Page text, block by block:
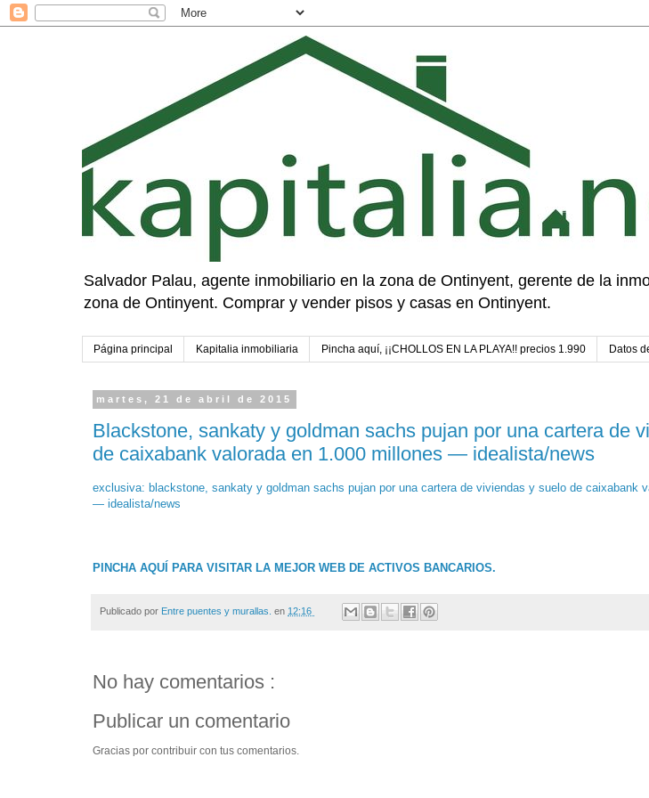
Salvador Palau, agente inmobiliario en la zona de Ontinyent, gerente de la
zona de Ontinyent. Comprar y vender pisos y casas en Ontinyent.
Página principal Kapitalia inmobiliaria Pincha aquí, ¡¡CHOLLOS EN LA PLAYA!! precios 1.990 Datos
martes, 21 de abril de 2015
Blackstone, sankaty y goldman sachs pujan por una cartera de
de caixabank valorada en 1.000 millones — idealista/news
exclusiva: blackstone, sankaty y goldman sachs pujan por una cartera de viviendas y suelo de caixabank
— idealista/news
PINCHA AQUÍ PARA VISITAR LA MEJOR WEB DE ACTIVOS BANCARIOS.
Publicado por Entre puentes y murallas. en 12:16
No hay comentarios :
Publicar un comentario
Gracias por contribuir con tus comentarios.